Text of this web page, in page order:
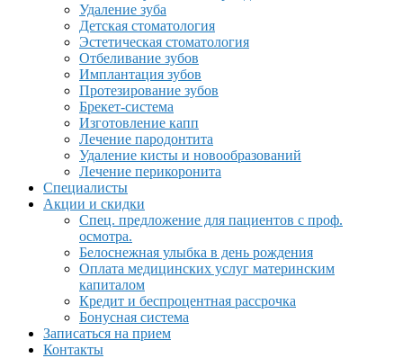
Удаление зуба
Детская стоматология
Эстетическая стоматология
Отбеливание зубов
Имплантация зубов
Протезирование зубов
Брекет-система
Изготовление капп
Лечение пародонтита
Удаление кисты и новообразований
Лечение перикоронита
Специалисты
Акции и скидки
Спец. предложение для пациентов с проф.
осмотра.
Белоснежная улыбка в день рождения
Оплата медицинских услуг материнским
капиталом
Кредит и беспроцентная рассрочка
Бонусная система
Записаться на прием
Контакты